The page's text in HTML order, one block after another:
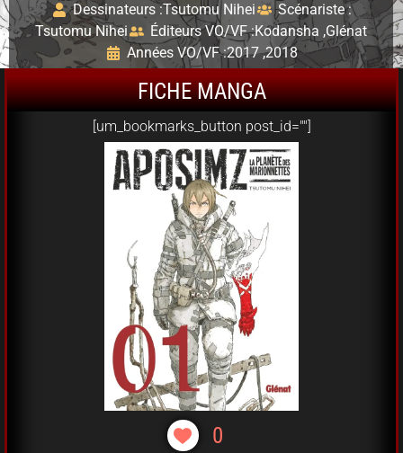
Dessinateurs :Tsutomu Nihei
Scénariste :
Tsutomu Nihei
Éditeurs VO/VF :Kodansha ,Glénat
Années VO/VF :2017 ,2018
FICHE MANGA
[um_bookmarks_button post_id=""]
0